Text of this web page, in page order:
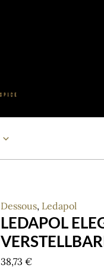
Dessous, Ledapol
LEDAPOL
38,73 €